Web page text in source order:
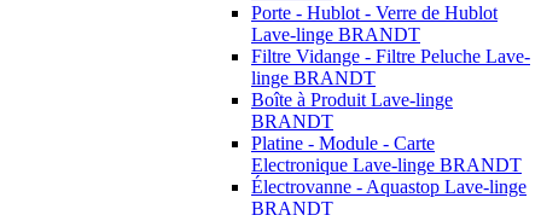
Porte - Hublot - Verre de Hublot
Lave-linge BRANDT
Filtre Vidange - Filtre Peluche Lave-
linge BRANDT
Boîte à Produit Lave-linge
BRANDT
Platine - Module - Carte
Electronique Lave-linge BRANDT
Électrovanne - Aquastop Lave-linge
BRANDT